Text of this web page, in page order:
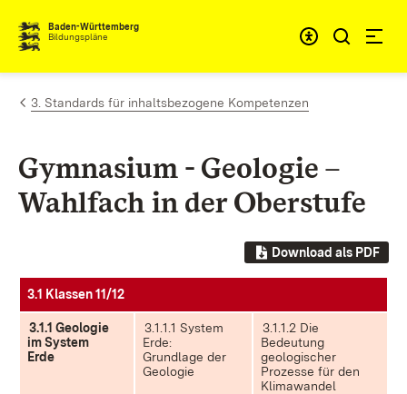
Zum Inhalt springen
Baden-Württemberg
Bildungspläne
3. Standards für inhaltsbezogene Kompetenzen
Gymnasium - Geologie –
Wahlfach in der Oberstufe
Download als PDF
3.1 Klassen 11/12
3.1.1 Geologie
im System
Erde
3.1.1.1 System
Erde:
Grundlage der
Geologie
3.1.1.2 Die
Bedeutung
geologischer
Prozesse für den
Klimawandel